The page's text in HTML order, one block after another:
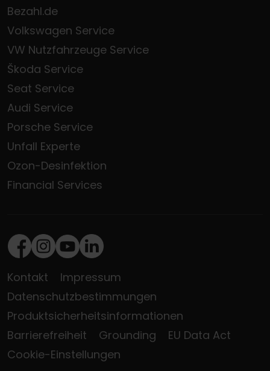
Bezahl.de
Volkswagen Service
VW Nutzfahrzeuge Service
Škoda Service
Seat Service
Audi Service
Porsche Service
Unfall Experte
Ozon-Desinfektion
Financial Services
Facebook
Instagram
Youtube
LinkedIn
Kontakt
Impressum
Datenschutzbestimmungen
Produktsicherheitsinformationen
Barrierefreiheit
Grounding
EU Data Act
Cookie-Einstellungen